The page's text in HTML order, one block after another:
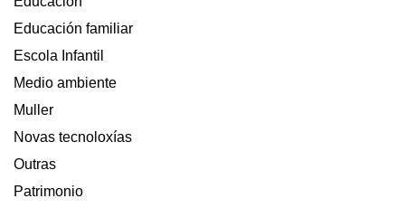
Educación familiar
Escola Infantil
Medio ambiente
Muller
Novas tecnoloxías
Outras
Patrimonio